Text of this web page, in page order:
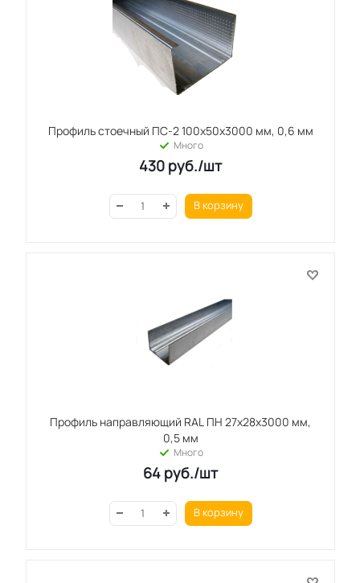
Профиль стоечный ПС-2 100x50x3000 мм, 0,6 мм
Много
430 руб./шт
В корзину
Профиль направляющий RAL ПН 27x28x3000 мм,
0,5 мм
Много
64 руб./шт
В корзину